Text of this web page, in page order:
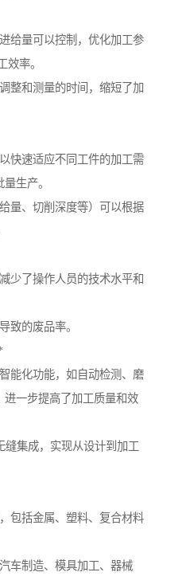
给量可以控制，优化加工参
效率。
整和测量的时间，缩短了加
快速适应不同工件的加工需
生产。
量、切削深度等）可以根据
少了操作人员的技术水平和
致的废品率。
能化功能，如自动检测、磨
一步提高了加工质量和效
集成，实现从设计到加工
包括金属、塑料、复合材料
车制造、模具加工、器械